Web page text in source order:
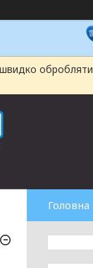
обробляти
Головна